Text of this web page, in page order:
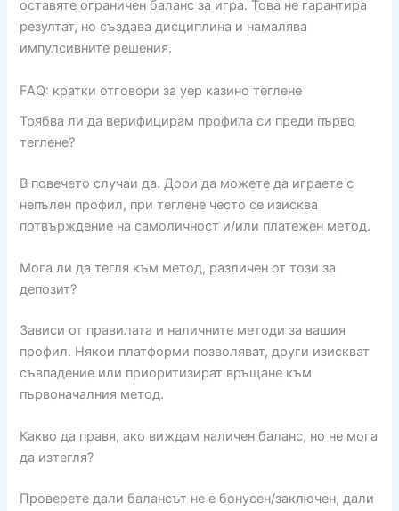
оставяте ограничен баланс за игра. Това не гарантира
резултат, но създава дисциплина и намалява
импулсивните решения.
FAQ: кратки отговори за yep казино теглене
Трябва ли да верифицирам профила си преди първо
теглене?
В повечето случаи да. Дори да можете да играете с
непълен профил, при теглене често се изисква
потвърждение на самоличност и/или платежен метод.
Мога ли да тегля към метод, различен от този за
депозит?
Зависи от правилата и наличните методи за вашия
профил. Някои платформи позволяват, други изискват
съвпадение или приоритизират връщане към
първоначалния метод.
Какво да правя, ако виждам наличен баланс, но не мога
да изтегля?
Проверете дали балансът не е бонусен/заключен, дали